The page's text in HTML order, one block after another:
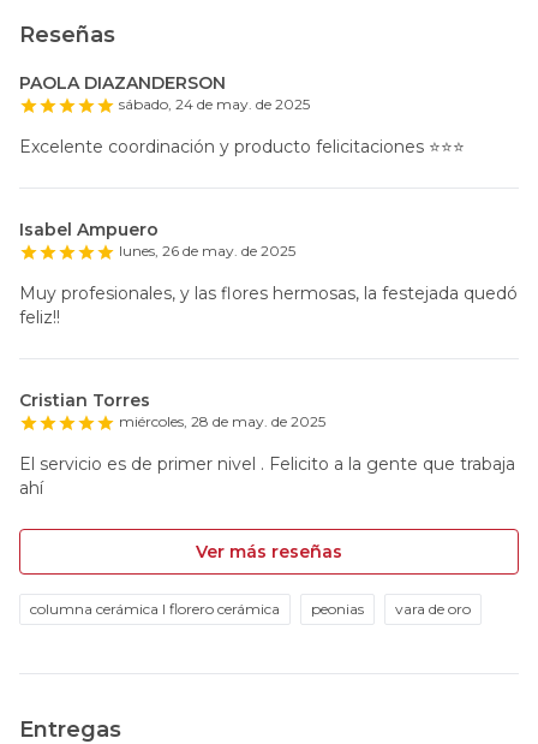
Reseñas
PAOLA DIAZANDERSON
sábado, 24 de may. de 2025
Excelente coordinación y producto felicitaciones ⭐️⭐️⭐️
Isabel Ampuero
lunes, 26 de may. de 2025
Muy profesionales, y las flores hermosas, la festejada quedó
feliz!!
Cristian Torres
miércoles, 28 de may. de 2025
El servicio es de primer nivel . Felicito a la gente que trabaja
ahí
Ver más reseñas
columna cerámica l florero cerámica peonias vara de oro
Entregas